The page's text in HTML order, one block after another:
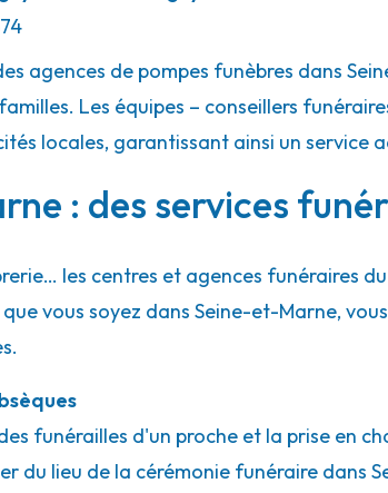
agences de pompes funèbres dans
Les équipes – conseillers
locales, garantissant ainsi un service
: des services
les centres et agences funéraires
vous soyez dans Seine-et-Marne,
funérailles d'un proche et la prise en
du lieu de la cérémonie funéraire dans